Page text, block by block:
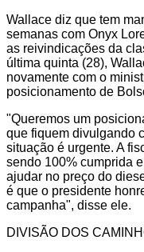
Wallace diz que tem
semanas com Onyx
as reivindicações da
última quinta (28),
novamente com o
posicionamento de
"Queremos um
que fiquem divulgando
situação é urgente. A
sendo 100% cumprida
ajudar no preço do
é que o presidente
campanha", disse ele.
DIVISÃO DOS